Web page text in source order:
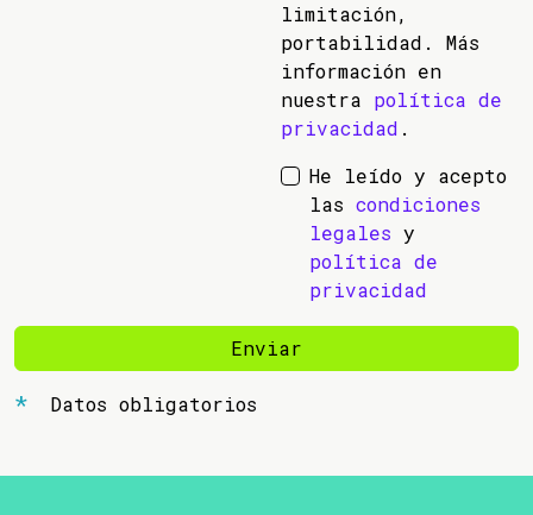
limitación,
portabilidad. Más
información en
nuestra política de
privacidad .
He leído y acepto
las condiciones
legales y
política de
privacidad
Enviar
Datos obligatorios